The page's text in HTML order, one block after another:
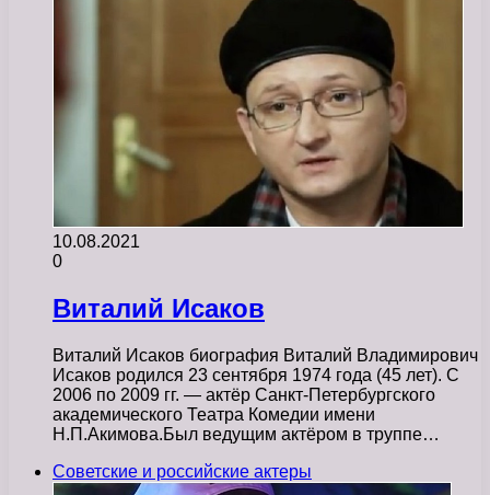
10.08.2021
0
Виталий Исаков
Виталий Исаков биография Виталий Владимирович
Исаков родился 23 сентября 1974 года (45 лет). С
2006 по 2009 гг. — актёр Санкт-Петербургского
академического Театра Комедии имени
Н.П.Акимова.Был ведущим актёром в труппе…
Советские и российские актеры